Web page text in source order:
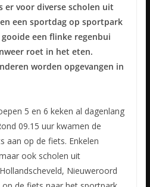
er voor diverse scholen uit
een sportdag op sportpark
een flinke regenbui
roet in het eten.
worden opgevangen in
5 en 6 keken al dagenlang
09.15 uur kwamen de
aan op de fiets. Enkelen
ook scholen uit
Nieuweroord